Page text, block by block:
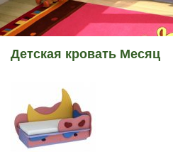
Детская кровать Месяц